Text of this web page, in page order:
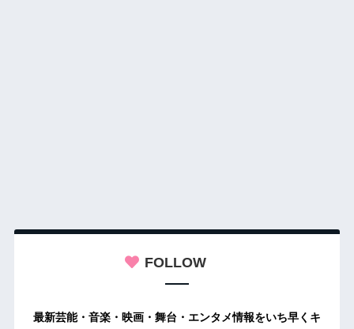
FOLLOW
最新芸能・音楽・映画・舞台・エンタメ情報をいち早くキ